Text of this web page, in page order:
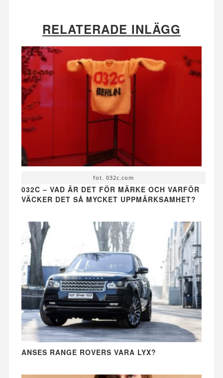
RELATERADE INLÄGG
fot. 032c.com
032C – VAD ÄR DET FÖR MÄRKE OCH VARFÖR
VÄCKER DET SÅ MYCKET UPPMÄRKSAMHET?
ANSES RANGE ROVERS VARA LYX?